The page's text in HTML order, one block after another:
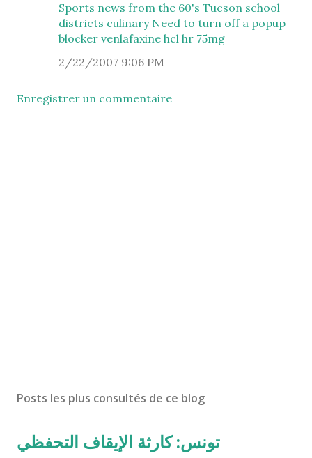
Sports news from the 60's Tucson school
districts culinary Need to turn off a popup
blocker venlafaxine hcl hr 75mg
2/22/2007 9:06 PM
Enregistrer un commentaire
Posts les plus consultés de ce blog
تونس: كارثة الإيقاف التحفظي